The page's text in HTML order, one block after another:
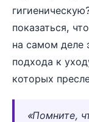
показаться,
на самом деле
подхода к
которых
«Помните,